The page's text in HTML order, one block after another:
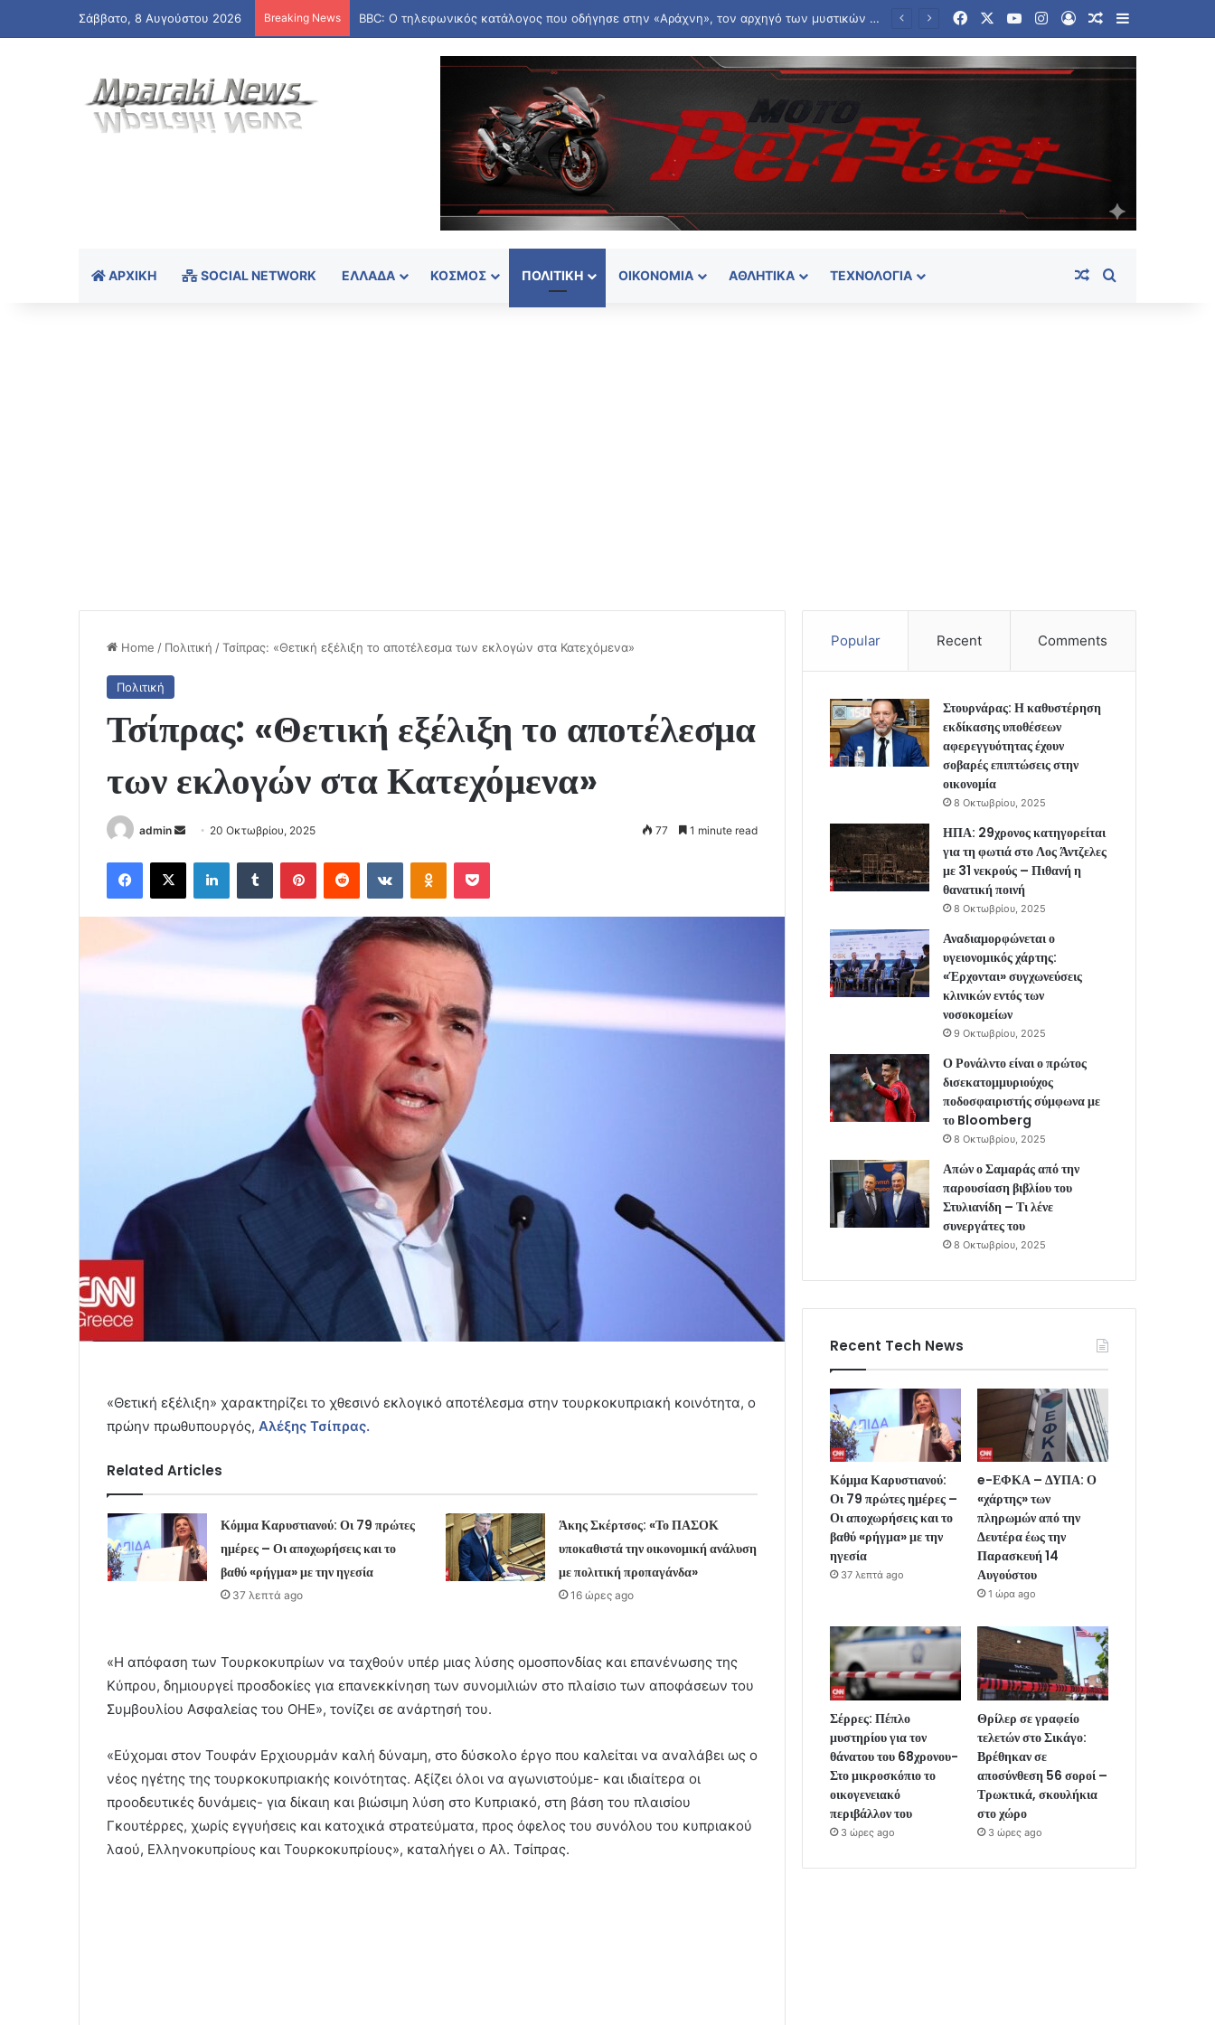
Σάββατο, 8 Αυγούστου 2026 Breaking News Κόμμα Καρυστιανού: Οι 79 πρώτες ημέρες – Οι αποχωρήσεις και το βαθύ «ρήγμα» με την ηγεσία FacebookYouTubeInstagram
Log InRandom Article
Sidebar
ΑΡΧΙΚΉ SOCIAL NETWORK ΕΛΛΆΔΑ ΚΌΣΜΟΣ ΠΟΛΙΤΙΚΉ ΟΙΚΟΝΟΜΊΑ ΑΘΛΗΤΙΚΆ ΤΕΧΝΟΛΟΓΊΑ Random Article
Home / Πολιτική /Τσίπρας: «Θετική εξέλιξη το αποτέλεσμα των εκλογών στα Κατεχόμενα»
Πολιτική
Τσίπρας: «Θετική εξέλιξη το αποτέλεσμα
των εκλογών στα Κατεχόμενα»
admin
Send
email
20 Οκτωβρίου, 2025 77 1 minute read
Facebook
X LinkedInTumblr PinterestReddit VKontakteOdnoklassniki
Pocket
«Θετική εξέλιξη» χαρακτηρίζει το χθεσινό εκλογικό αποτέλεσμα στην τουρκοκυπριακή κοινότητα, ο
πρώην πρωθυπουργός, Αλέξης Τσίπρας.
Related Articles
Κόμμα Καρυστιανού: Οι 79 πρώτες
ημέρες – Οι αποχωρήσεις και το
βαθύ «ρήγμα» με την ηγεσία
37 λεπτά ago
Άκης Σκέρτσος: «Το ΠΑΣΟΚ
υποκαθιστά την οικονομική ανάλυση
με πολιτική προπαγάνδα»
16 ώρες ago
«Η απόφαση των Τουρκοκυπρίων να ταχθούν υπέρ μιας λύσης ομοσπονδίας και επανένωσης της
Κύπρου, δημιουργεί προσδοκίες για επανεκκίνηση των συνομιλιών στο πλαίσιο των αποφάσεων του
Συμβουλίου Ασφαλείας του ΟΗΕ», τονίζει σε ανάρτησή του.
«Εύχομαι στον Τουφάν Ερχιουρμάν καλή δύναμη, στο δύσκολο έργο που καλείται να αναλάβει ως ο
νέος ηγέτης της τουρκοκυπριακής κοινότητας. Αξίζει όλοι να αγωνιστούμε- και ιδιαίτερα οι
προοδευτικές δυνάμεις- για δίκαιη και βιώσιμη λύση στο Κυπριακό, στη βάση του πλαισίου
Γκουτέρρες, χωρίς εγγυήσεις και κατοχικά στρατεύματα, προς όφελος του συνόλου του κυπριακού
λαού, Ελληνοκυπρίους και Τουρκοκυπρίους», καταλήγει ο Αλ. Τσίπρας.
Popular Recent Comments
Στουρνάρας: Η καθυστέρηση
εκδίκασης υποθέσεων
αφερεγγυότητας έχουν
σοβαρές επιπτώσεις στην
οικονομία
8 Οκτωβρίου, 2025
ΗΠΑ: 29χρονος κατηγορείται
για τη φωτιά στο Λος Άντζελες
με 31 νεκρούς – Πιθανή η
θανατική ποινή
8 Οκτωβρίου, 2025
Αναδιαμορφώνεται ο
υγειονομικός χάρτης:
«Έρχονται» συγχωνεύσεις
κλινικών εντός των
νοσοκομείων
9 Οκτωβρίου, 2025
Ο Ρονάλντο είναι ο πρώτος
δισεκατομμυριούχος
ποδοσφαιριστής σύμφωνα με
το Bloomberg
8 Οκτωβρίου, 2025
Απών ο Σαμαράς από την
παρουσίαση βιβλίου του
Στυλιανίδη – Τι λένε
συνεργάτες του
8 Οκτωβρίου, 2025
Recent Tech News
Κόμμα Καρυστιανού:
Οι 79 πρώτες ημέρες –
Οι αποχωρήσεις και το
βαθύ «ρήγμα» με την
ηγεσία
37 λεπτά ago
e-ΕΦΚΑ – ΔΥΠΑ: Ο
«χάρτης» των
πληρωμών από την
Δευτέρα έως την
Παρασκευή 14
Αυγούστου
1 ώρα ago
Σέρρες: Πέπλο
μυστηρίου για τον
θάνατου του 68χρονου-
Στο μικροσκόπιο το
οικογενειακό
περιβάλλον του
3 ώρες ago
Θρίλερ σε γραφείο
τελετών στο Σικάγο:
Βρέθηκαν σε
αποσύνθεση 56 σοροί –
Τρωκτικά, σκουλήκια
στο χώρο
3 ώρες ago